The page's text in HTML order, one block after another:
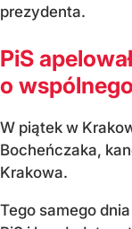
prezydenta.
PiS
o
W piątek w
Bocheńczaka,
Krakowa.
Tego samego